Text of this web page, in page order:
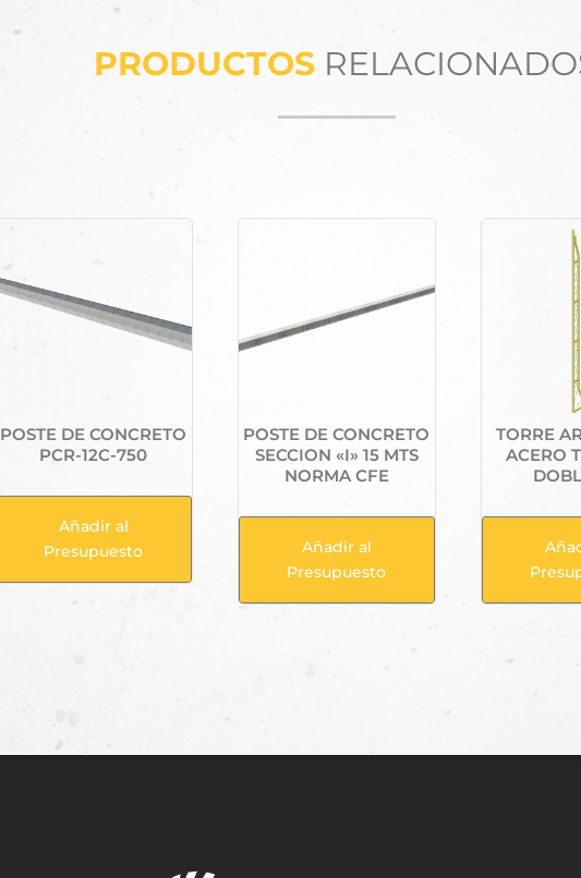
PRODUCTOS
POSTE DE CONCRETO
PCR-12C-750
Añadir al
Presupuesto
POSTE DE CONCRETO
SECCION «I» 15 MTS
NORMA CFE
Añadir al
Presupuesto
TORRE
ACERO